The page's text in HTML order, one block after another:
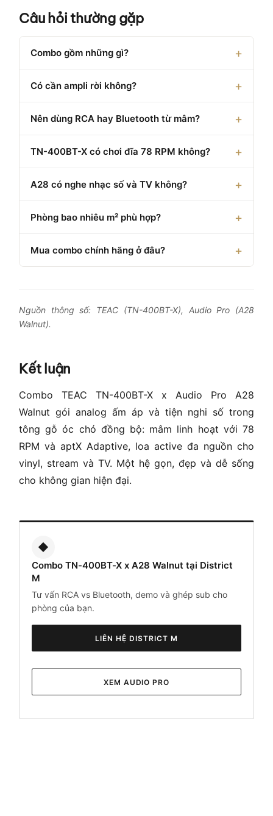
Câu hỏi thường gặp
Combo gồm những gì?
Có cần ampli rời không?
Nên dùng RCA hay Bluetooth từ mâm?
TN-400BT-X có chơi đĩa 78 RPM không?
A28 có nghe nhạc số và TV không?
Phòng bao nhiêu m² phù hợp?
Mua combo chính hãng ở đâu?
Nguồn thông số: TEAC (TN-400BT-X), Audio Pro (A28
Walnut).
Kết luận
Combo TEAC TN-400BT-X x Audio Pro A28
Walnut gói analog ấm áp và tiện nghi số trong
tông gỗ óc chó đồng bộ: mâm linh hoạt với 78
RPM và aptX Adaptive, loa active đa nguồn cho
vinyl, stream và TV. Một hệ gọn, đẹp và dễ sống
cho không gian hiện đại.
◆
Combo TN-400BT-X x A28 Walnut tại District
M
Tư vấn RCA vs Bluetooth, demo và ghép sub cho
phòng của bạn.
LIÊN HỆ DISTRICT M
XEM AUDIO PRO